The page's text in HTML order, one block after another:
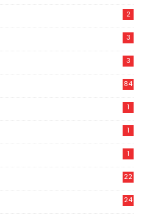
2
3
3
84
3
1
1
1
22
9
24
7